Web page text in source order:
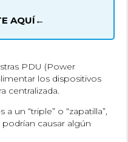
AQUÍ←
PDU (Power
los dispositivos
centralizada.
un “triple” o “zapatilla”,
causar algún